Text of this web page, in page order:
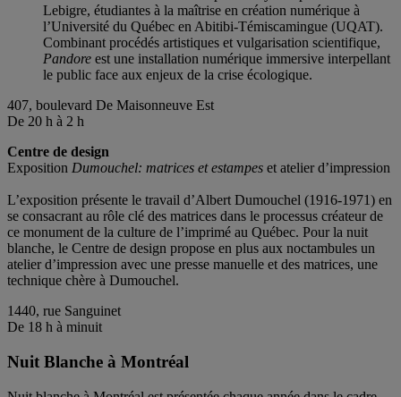
Lebigre, étudiantes à la maîtrise en création numérique à
l’Université du Québec en Abitibi-Témiscamingue (UQAT).
Combinant procédés artistiques et vulgarisation scientifique,
Pandore est une installation numérique immersive interpellant
le public face aux enjeux de la crise écologique.
407, boulevard De Maisonneuve Est
De 20 h à 2 h
Centre de design
Exposition Dumouchel: matrices et estampes et atelier d’impression
L’exposition présente le travail d’Albert Dumouchel (1916-1971) en
se consacrant au rôle clé des matrices dans le processus créateur de
ce monument de la culture de l’imprimé au Québec. Pour la nuit
blanche, le Centre de design propose en plus aux noctambules un
atelier d’impression avec une presse manuelle et des matrices, une
technique chère à Dumouchel.
1440, rue Sanguinet
De 18 h à minuit
Nuit Blanche à Montréal